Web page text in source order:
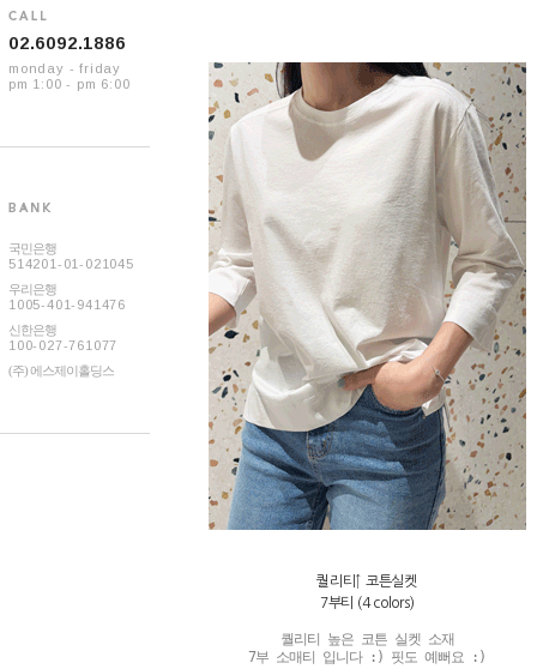
02.6092.1886
monday - friday
pm 1:00 - pm 6:00
국민은행
514201-01-021045
우리은행
1005-401-941476
신한은행
100-027-761077
(주) 에스제이홀딩스
퀄리티↑ 코튼실켓
7부티 (4 colors)
퀄리티 높은 코튼 실켓 소재
7부 소매티 입니다 :) 핏도 예뻐요 :)